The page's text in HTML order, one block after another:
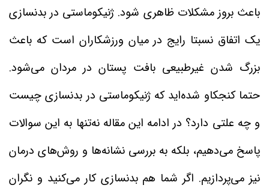
باعث بروز مشکلات ظاهری شود. ژنیکوماستی در بدنسازی
یک اتفاق نسبتا رایج در میان ورزشکاران است که باعث
بزرگ شدن غیرطبیعی بافت پستان در مردان می‌شود.
حتما کنجکاو شده‌اید که ژنیکوماستی در بدنسازی چیست
و چه علتی دارد؟ در ادامه این مقاله نه‌تنها به این سوالات
پاسخ می‌دهیم، بلکه به بررسی نشانه‌ها و روش‌های درمان
نیز می‌پردازیم. اگر شما هم بدنسازی کار می‌کنید و نگران